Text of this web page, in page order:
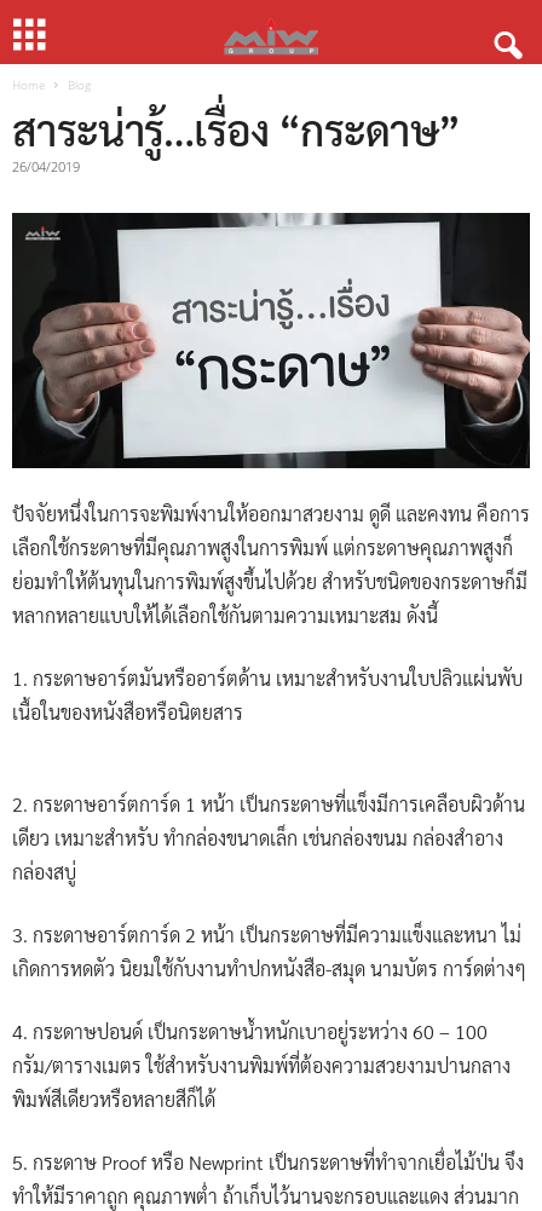
Home Blog
สาระน่ารู้…เรื่อง “กระดาษ”
26/04/2019
ปัจจัยหนึ่งในการจะพิมพ์งานให้ออกมาสวยงาม ดูดี และคงทน คือการ
เลือกใช้กระดาษที่มีคุณภาพสูงในการพิมพ์ แต่กระดาษคุณภาพสูงก็
ย่อมทำให้ต้นทุนในการพิมพ์สูงขึ้นไปด้วย สำหรับชนิดของกระดาษก็มี
หลากหลายแบบให้ได้เลือกใช้กันตามความเหมาะสม ดังนี้
1. กระดาษอาร์ตมันหรืออาร์ตด้าน เหมาะสำหรับงานใบปลิวแผ่นพับ
เนื้อในของหนังสือหรือนิตยสาร
2. กระดาษอาร์ตการ์ด 1 หน้า เป็นกระดาษที่แข็งมีการเคลือบผิวด้าน
เดียว เหมาะสำหรับ ทำกล่องขนาดเล็ก เช่นกล่องขนม กล่องสำอาง
กล่องสบู่
3. กระดาษอาร์ตการ์ด 2 หน้า เป็นกระดาษที่มีความแข็งและหนา ไม่
เกิดการหดตัว นิยมใช้กับงานทำปกหนังสือ-สมุด นามบัตร การ์ดต่างๆ
4. กระดาษปอนด์ เป็นกระดาษน้ำหนักเบาอยู่ระหว่าง 60 – 100
กรัม/ตารางเมตร ใช้สำหรับงานพิมพ์ที่ต้องความสวยงามปานกลาง
พิมพ์สีเดียวหรือหลายสีก็ได้
5. กระดาษ Proof หรือ Newprint เป็นกระดาษที่ทำจากเยื่อไม้ป่น จึง
ทำให้มีราคาถูก คุณภาพต่ำ ถ้าเก็บไว้นานจะกรอบและแดง ส่วนมาก